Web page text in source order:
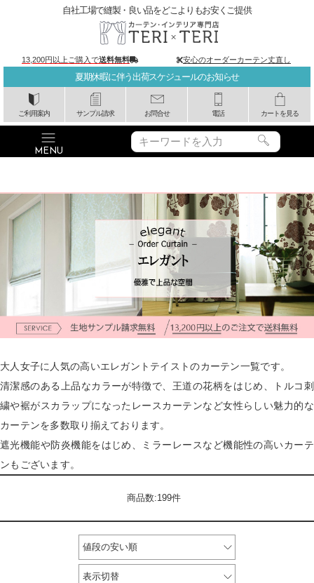
夏期休暇に伴う出荷スケジュールのお知らせ
ご利用案内 サンプル請求 お問合せ 電話 カートを見る
自社工場で縫製・良い品をどこよりもお安くご提供
13,200円以上ご購入で送料無料 安心のオーダーカーテン丈直し
大人女子に人気の高いエレガントテイストのカーテン一覧です。
清潔感のある上品なカラーが特徴で、王道の花柄をはじめ、トルコ刺
繍や裾がスカラップになったレースカーテンなど女性らしい魅力的な
カーテンを多数取り揃えております。
遮光機能や防炎機能をはじめ、ミラーレースなど機能性の高いカーテ
ンもございます。
商品数:199件
値段の安い順
表示切替